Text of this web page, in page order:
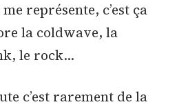
représente, c’est ça
la coldwave, la
le rock…
c’est rarement de la